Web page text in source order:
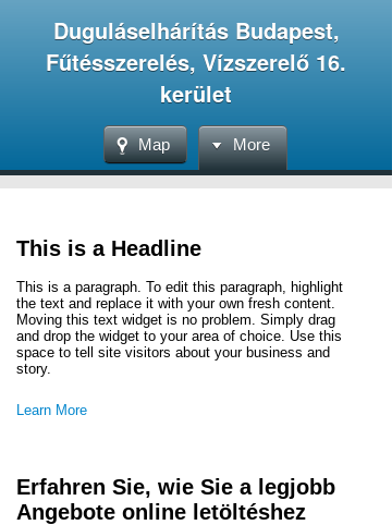
Duguláselhárítás Budapest,
Fűtésszerelés, Vízszerelő 16.
kerület
Map More
This is a Headline
This is a paragraph. To edit this paragraph, highlight
the text and replace it with your own fresh content.
Moving this text widget is no problem. Simply drag
and drop the widget to your area of choice. Use this
space to tell site visitors about your business and
story.
Learn More
Erfahren Sie, wie Sie a legjobb
Angebote online letöltéshez